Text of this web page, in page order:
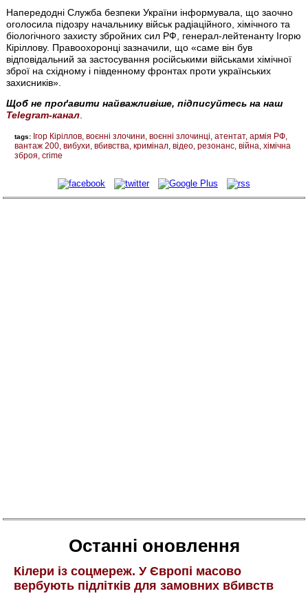
Напередодні Служба безпеки України інформувала, що заочно
оголосила підозру начальнику військ радіаційного, хімічного та
біологічного захисту збройних сил РФ, генерал-лейтенанту Ігорю
Кіріллову. Правоохоронці зазначили, що «саме він був
відповідальний за застосування російськими військами хімічної
зброї на східному і південному фронтах проти українських
захисників».
Щоб не проґавити найважливіше, підписуйтесь на наш
Telegram-канал
tags: Ігор Кіріллов воєнні злочини воєнні злочинці атентат армія РФ
вантаж 200 вибухи вбивства кримінал відео резонанс війна хімічна
зброя crime
Останні оновлення
Кілери із соцмереж. У Європі масово
вербують підлітків для замовних вбивств